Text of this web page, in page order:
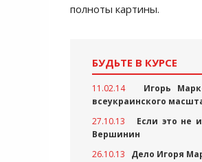
полноты картины.
БУДЬТЕ В КУРСЕ
11.02.14
Игорь
всеукраинского
27.10.13
Если это не
Вершинин
26.10.13
Дело Игоря